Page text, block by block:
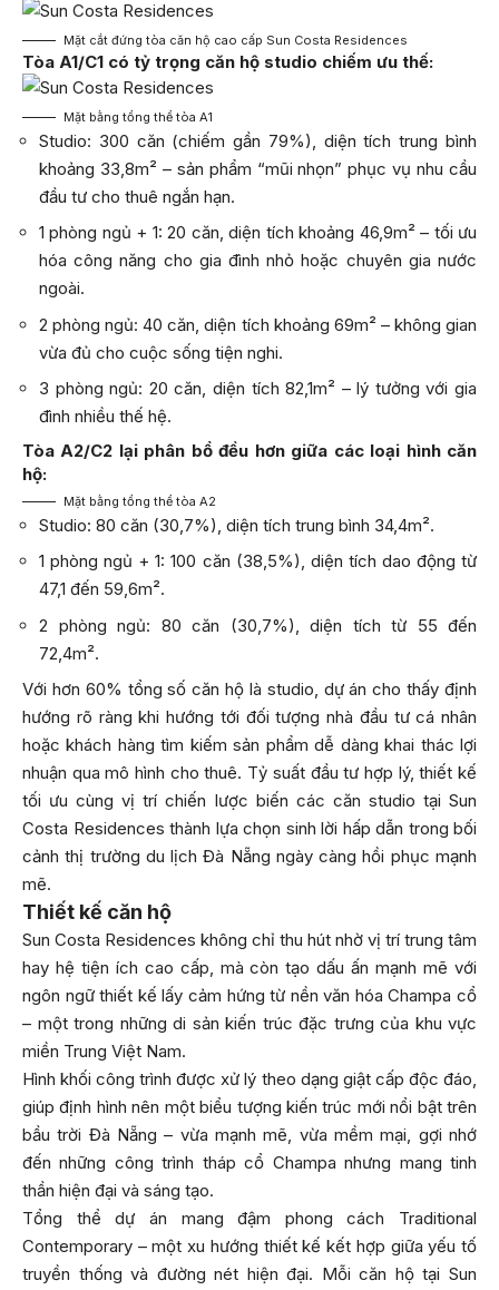
Mặt cắt đứng tòa căn hộ cao cấp Sun Costa Residences
Tòa A1/C1 có tỷ trọng căn hộ studio chiếm ưu thế:
Mặt bằng tổng thể tòa A1
Studio: 300 căn (chiếm gần 79%), diện tích trung bình
khoảng 33,8m² – sản phẩm “mũi nhọn” phục vụ nhu cầu
đầu tư cho thuê ngắn hạn.
1 phòng ngủ + 1: 20 căn, diện tích khoảng 46,9m² – tối ưu
hóa công năng cho gia đình nhỏ hoặc chuyên gia nước
ngoài.
2 phòng ngủ: 40 căn, diện tích khoảng 69m² – không gian
vừa đủ cho cuộc sống tiện nghi.
3 phòng ngủ: 20 căn, diện tích 82,1m² – lý tưởng với gia
đình nhiều thế hệ.
Tòa A2/C2 lại phân bổ đều hơn giữa các loại hình căn
hộ:
Mặt bằng tổng thể tòa A2
Studio: 80 căn (30,7%), diện tích trung bình 34,4m².
1 phòng ngủ + 1: 100 căn (38,5%), diện tích dao động từ
47,1 đến 59,6m².
2 phòng ngủ: 80 căn (30,7%), diện tích từ 55 đến
72,4m².
Với hơn 60% tổng số căn hộ là studio, dự án cho thấy định
hướng rõ ràng khi hướng tới đối tượng nhà đầu tư cá nhân
hoặc khách hàng tìm kiếm sản phẩm dễ dàng khai thác lợi
nhuận qua mô hình cho thuê. Tỷ suất đầu tư hợp lý, thiết kế
tối ưu cùng vị trí chiến lược biến các căn studio tại Sun
Costa Residences thành lựa chọn sinh lời hấp dẫn trong bối
cảnh thị trường du lịch Đà Nẵng ngày càng hồi phục mạnh
mẽ.
Thiết kế căn hộ
Sun Costa Residences không chỉ thu hút nhờ vị trí trung tâm
hay hệ tiện ích cao cấp, mà còn tạo dấu ấn mạnh mẽ với
ngôn ngữ thiết kế lấy cảm hứng từ nền văn hóa Champa cổ
– một trong những di sản kiến trúc đặc trưng của khu vực
miền Trung Việt Nam.
Hình khối công trình được xử lý theo dạng giật cấp độc đáo,
giúp định hình nên một biểu tượng kiến trúc mới nổi bật trên
bầu trời Đà Nẵng – vừa mạnh mẽ, vừa mềm mại, gợi nhớ
đến những công trình tháp cổ Champa nhưng mang tinh
thần hiện đại và sáng tạo.
Tổng thể dự án mang đậm phong cách Traditional
Contemporary – một xu hướng thiết kế kết hợp giữa yếu tố
truyền thống và đường nét hiện đại. Mỗi căn hộ tại Sun